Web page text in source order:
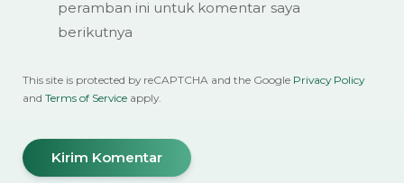
peramban ini untuk komentar saya
berikutnya
This site is protected by reCAPTCHA and the Google Privacy Policy
and Terms of Service apply.